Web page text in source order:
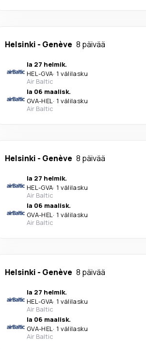
Helsinki - Genève 8 päivää
la 27 helmik.
HEL-GVA· 1 välilasku
Air Baltic
la 06 maalisk.
GVA-HEL· 1 välilasku
Air Baltic
Helsinki - Genève 8 päivää
la 27 helmik.
HEL-GVA· 1 välilasku
Air Baltic
la 06 maalisk.
GVA-HEL· 1 välilasku
Air Baltic
Helsinki - Genève 8 päivää
la 27 helmik.
HEL-GVA· 1 välilasku
Air Baltic
la 06 maalisk.
GVA-HEL· 1 välilasku
Air Baltic